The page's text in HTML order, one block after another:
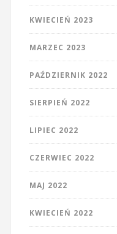
KWIECIEŃ 2023
MARZEC 2023
PAŹDZIERNIK 2022
SIERPIEŃ 2022
LIPIEC 2022
CZERWIEC 2022
MAJ 2022
KWIECIEŃ 2022